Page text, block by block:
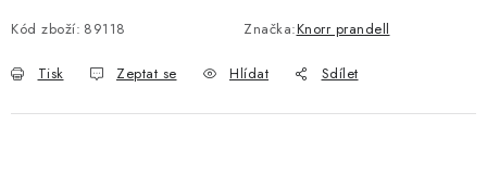
Kód zboží: 89118 Značka:Knorr prandell
Tisk Zeptat se Hlídat Sdílet